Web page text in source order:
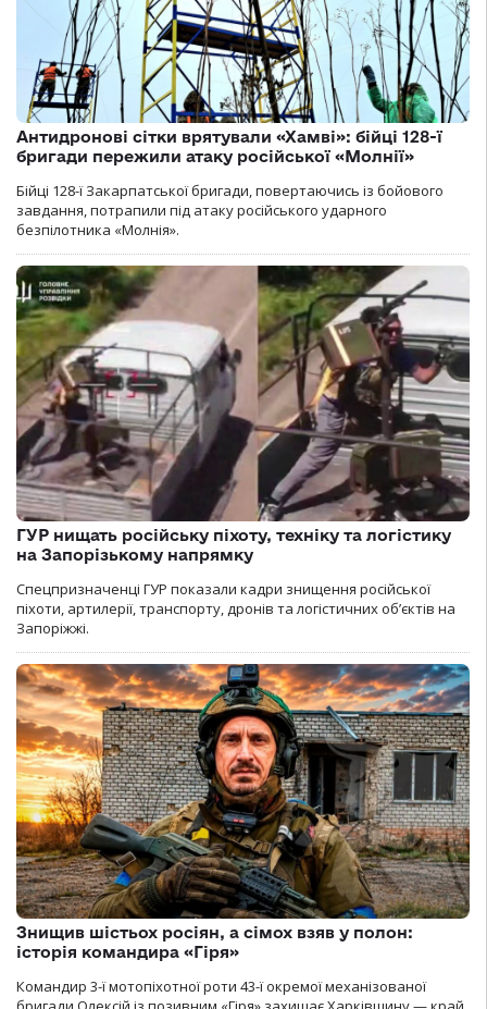
Антидронові сітки врятували «Хамві»: бійці 128-ї
бригади пережили атаку російської «Молнії»
Бійці 128-ї Закарпатської бригади, повертаючись із бойового
завдання, потрапили під атаку російського ударного
безпілотника «Молнія».
ГУР нищать російську піхоту, техніку та логістику
на Запорізькому напрямку
Спецпризначенці ГУР показали кадри знищення російської
піхоти, артилерії, транспорту, дронів та логістичних об’єктів на
Запоріжжі.
Знищив шістьох росіян, а сімох взяв у полон:
історія командира «Гіря»
Командир 3-ї мотопіхотної роти 43-ї окремої механізованої